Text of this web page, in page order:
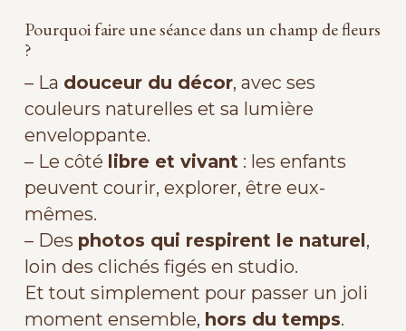
Pourquoi faire une séance dans un champ de fleurs
?
– La douceur du décor, avec ses
couleurs naturelles et sa lumière
enveloppante.
– Le côté libre et vivant : les enfants
peuvent courir, explorer, être eux-
mêmes.
– Des photos qui respirent le naturel,
loin des clichés figés en studio.
Et tout simplement pour passer un joli
moment ensemble, hors du temps.